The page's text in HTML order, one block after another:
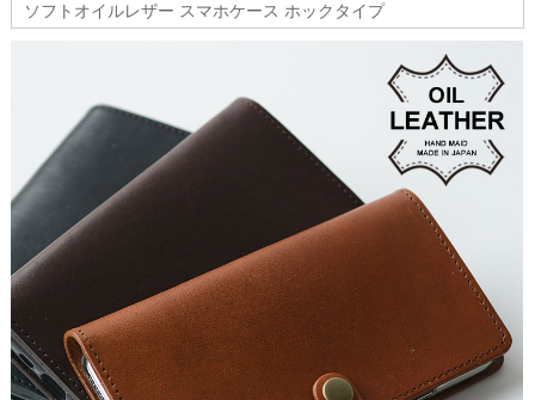
ソフトオイルレザー スマホケース ホックタイプ